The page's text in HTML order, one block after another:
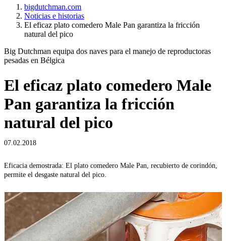
bigdutchman.com
Noticias e historias
El eficaz plato comedero Male Pan garantiza la fricción
natural del pico
Big Dutchman equipa dos naves para el manejo de reproductoras
pesadas en Bélgica
El eficaz plato comedero Male
Pan garantiza la fricción
natural del pico
07.02.2018
Eficacia demostrada: El plato comedero Male Pan, recubierto de corindón,
permite el desgaste natural del pico.